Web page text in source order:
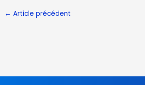
← Article précédent